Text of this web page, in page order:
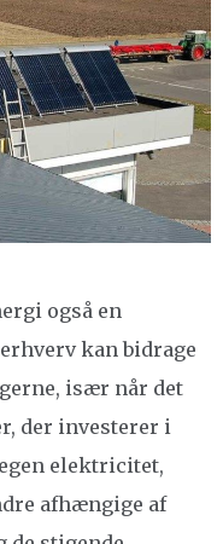
også en
kan bidrage
især når det
der investerer i
elektricitet,
afhængige af